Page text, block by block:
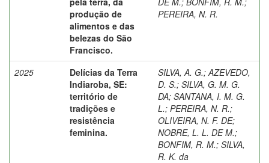
produção de
alimentos e das
belezas do São
Francisco.
PEREIRA, N. R.
2025
Delícias da Terra
Indiaroba, SE:
território de
tradições e
resistência
feminina.
SILVA, A. G.; AZEVEDO,
D. S.; SILVA, G. M. G.
DA; SANTANA, I. M. G.
L.; PEREIRA, N. R.;
OLIVEIRA, N. F. DE;
NOBRE, L. L. DE M.;
BONFIM, R. M.; SILVA,
R. K. da